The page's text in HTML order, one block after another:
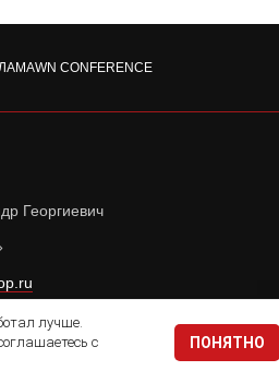
WN CONFERENCE
Георгиевич
лучше.
с
ПОНЯТНО